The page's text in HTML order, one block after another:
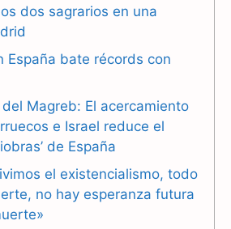
l
r
a
m
a
A
p
p
dos sagrarios en una
España bate récords con
Magreb: El acercamiento
e Israel reduce el
de España
el existencialismo, todo
no hay esperanza futura